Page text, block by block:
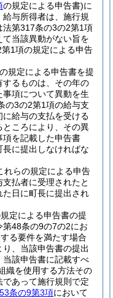
の規定による申告書)に
与所得者は、施行規
法第317条の3の2第1項
当該異動がない旨を
1項の規定による申告
規定による申告書を提
るものは、その年の
項について異動を生
の3の2第1項の給与支
給与の支払を受ける
ところにより、その異
を記載した申告書
に提出しなければな
れらの規定による申告
払者に受理されたと
た日に町長に提出され
定による申告書の提
48条の9の7の2にお
る要件を満たす場合
、当該申告書の提出
該申告書に記載すべ
織を使用する方法その
あって施行規則で定
条の9第3項において